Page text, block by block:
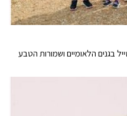
בגנים הלאומיים ושמורות הטבע